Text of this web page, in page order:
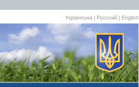
Українська | Русский | English